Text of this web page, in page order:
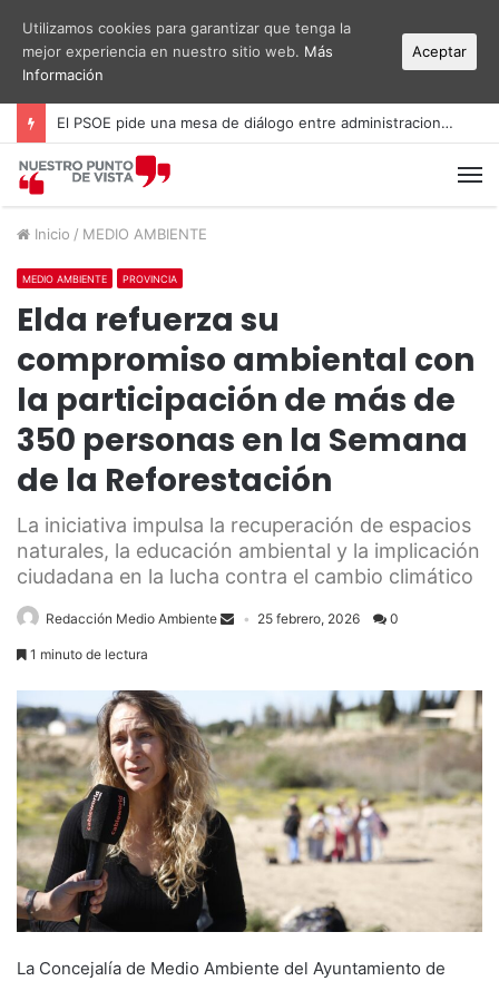
El PSOE pide una mesa de diálogo entre administraciones y vecinos por el ruido del aeropuerto Alicante-Elche
Inicio / MEDIO AMBIENTE
MEDIO AMBIENTE PROVINCIA
Elda refuerza su
compromiso ambiental con
la participación de más de
350 personas en la Semana
de la Reforestación
La iniciativa impulsa la recuperación de espacios
naturales, la educación ambiental y la implicación
ciudadana en la lucha contra el cambio climático
Redacción Medio Ambiente 25 febrero, 2026 0
1 minuto de lectura
La Concejalía de Medio Ambiente del Ayuntamiento de
Utilizamos cookies para garantizar que tenga la
mejor experiencia en nuestro sitio web. Más
Información
Aceptar